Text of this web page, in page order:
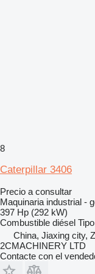
8
Caterpillar 3406
Precio a consultar
Maquinaria industrial -
397 Hp (292 kW)
Combustible diésel Tipo
China, Jiaxing city,
2CMACHINERY LTD
Contacte con el